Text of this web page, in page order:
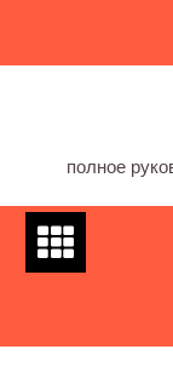
содержимому
полное